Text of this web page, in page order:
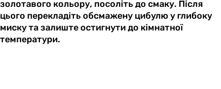
золотавого кольору, посоліть до смаку. Після
цього перекладіть обсмажену цибулю у глибоку
миску та залиште остигнути до кімнатної
температури.